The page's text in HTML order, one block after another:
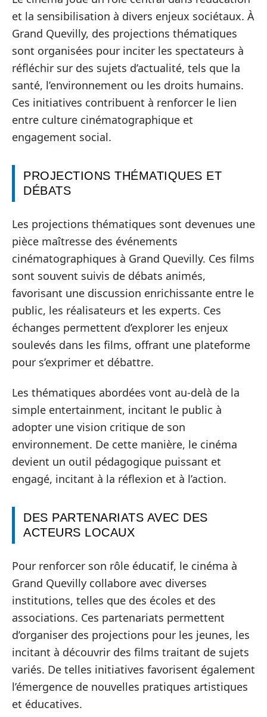
et la sensibilisation à divers enjeux sociétaux. À
Grand Quevilly, des projections thématiques
sont organisées pour inciter les spectateurs à
réfléchir sur des sujets d’actualité, tels que la
santé, l’environnement ou les droits humains.
Ces initiatives contribuent à renforcer le lien
entre culture cinématographique et
engagement social.
PROJECTIONS THÉMATIQUES ET
DÉBATS
Les projections thématiques sont devenues une
pièce maîtresse des événements
cinématographiques à Grand Quevilly. Ces films
sont souvent suivis de débats animés,
favorisant une discussion enrichissante entre le
public, les réalisateurs et les experts. Ces
échanges permettent d’explorer les enjeux
soulevés dans les films, offrant une plateforme
pour s’exprimer et débattre.
Les thématiques abordées vont au-delà de la
simple entertainment, incitant le public à
adopter une vision critique de son
environnement. De cette manière, le cinéma
devient un outil pédagogique puissant et
engagé, incitant à la réflexion et à l’action.
DES PARTENARIATS AVEC DES
ACTEURS LOCAUX
Pour renforcer son rôle éducatif, le cinéma à
Grand Quevilly collabore avec diverses
institutions, telles que des écoles et des
associations. Ces partenariats permettent
d’organiser des projections pour les jeunes, les
incitant à découvrir des films traitant de sujets
variés. De telles initiatives favorisent également
l’émergence de nouvelles pratiques artistiques
et éducatives.